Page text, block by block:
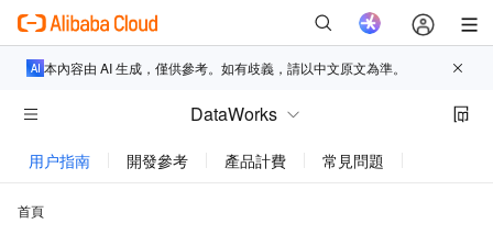
本內容由 AI 生成，僅供參考。如有歧義，請以中文原文為準。
DataWorks
用户指南 開發參考 產品計費 常見問題
首頁